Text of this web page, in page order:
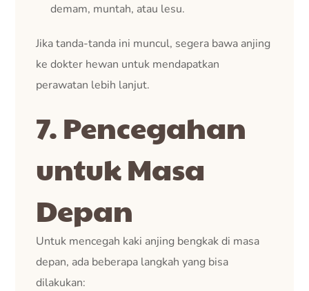
demam, muntah, atau lesu.
Jika tanda-tanda ini muncul, segera bawa anjing
ke dokter hewan untuk mendapatkan
perawatan lebih lanjut.
7. Pencegahan
untuk Masa
Depan
Untuk mencegah kaki anjing bengkak di masa
depan, ada beberapa langkah yang bisa
dilakukan: